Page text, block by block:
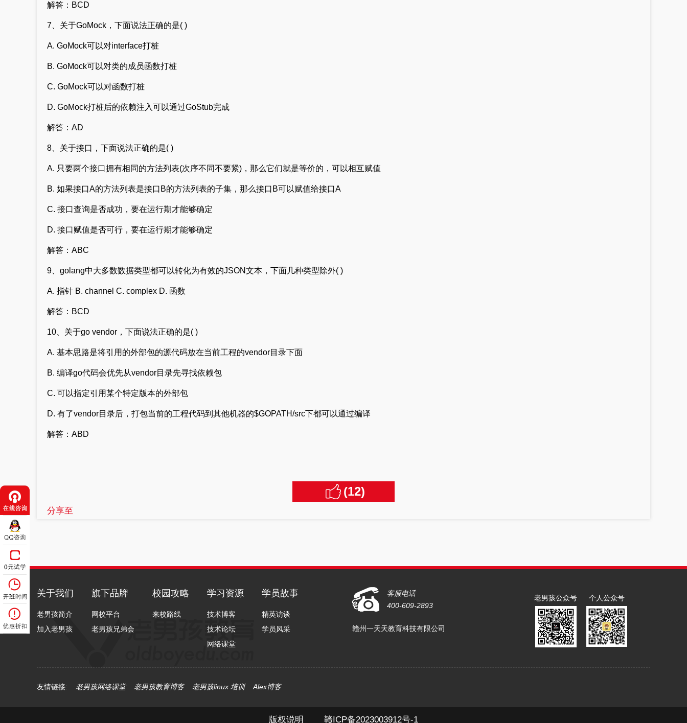
解答：BCD
7、关于GoMock，下面说法正确的是( )
A. GoMock可以对interface打桩
B. GoMock可以对类的成员函数打桩
C. GoMock可以对函数打桩
D. GoMock打桩后的依赖注入可以通过GoStub完成
解答：AD
8、关于接口，下面说法正确的是( )
A. 只要两个接口拥有相同的方法列表(次序不同不要紧)，那么它们就是等价的，可以相互赋值
B. 如果接口A的方法列表是接口B的方法列表的子集，那么接口B可以赋值给接口A
C. 接口查询是否成功，要在运行期才能够确定
D. 接口赋值是否可行，要在运行期才能够确定
解答：ABC
9、golang中大多数数据类型都可以转化为有效的JSON文本，下面几种类型除外( )
A. 指针 B. channel C. complex D. 函数
解答：BCD
10、关于go vendor，下面说法正确的是( )
A. 基本思路是将引用的外部包的源代码放在当前工程的vendor目录下面
B. 编译go代码会优先从vendor目录先寻找依赖包
C. 可以指定引用某个特定版本的外部包
D. 有了vendor目录后，打包当前的工程代码到其他机器的$GOPATH/src下都可以通过编译
解答：ABD
(12)
分享至
关于我们
老男孩简介
加入老男孩
旗下品牌
网校平台
老男孩兄弟会
校园攻略
来校路线
学习资源
技术博客
技术论坛
网络课堂
学员故事
精英访谈
学员风采
客服电话
400-609-2893
赣州一天天教育科技有限公司
老男孩公众号 个人公众号
友情链接: 老男孩网络课堂 老男孩教育博客 老男孩linux 培训 Alex博客
版权说明 赣ICP备2023003912号-1